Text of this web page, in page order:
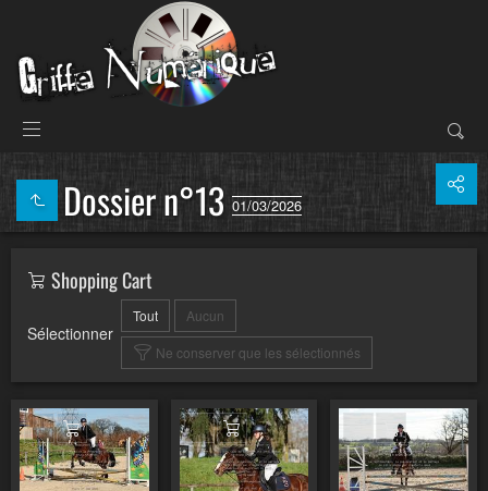
Dossier n°13 01/03/2026
Shopping Cart
Sélectionner
Tout
Aucun
Ne conserver que les sélectionnés
Ajouter au panier Ajouter au panier Ajouter au